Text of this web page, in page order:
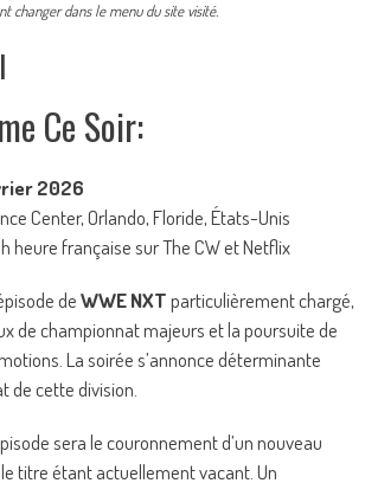
changer dans le menu du site visité.
Ce Soir:
2026
Center, Orlando, Floride, États-Unis
heure française sur The CW et Netflix
deWWE NXTparticulièrement chargé,
de championnat majeurs et la poursuite de
La soirée s’annonce déterminante
de cette division.
sera le couronnement d’un nouveau
titre étant actuellement vacant. Un